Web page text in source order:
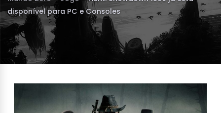
disponível para PC e Consoles